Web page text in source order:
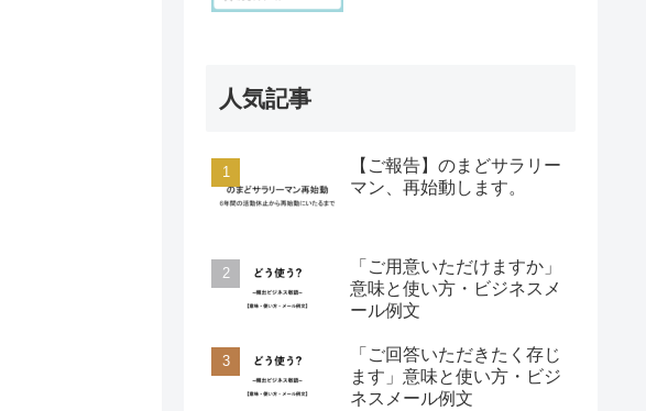
人気記事
【ご報告】のまどサラリー
マン、再始動します。
「ご用意いただけますか」
意味と使い方・ビジネスメ
ール例文
「ご回答いただきたく存じ
ます」意味と使い方・ビジ
ネスメール例文